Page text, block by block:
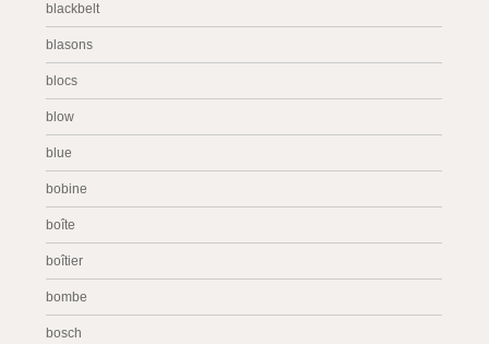
blackbelt
blasons
blocs
blow
blue
bobine
boîte
boîtier
bombe
bosch